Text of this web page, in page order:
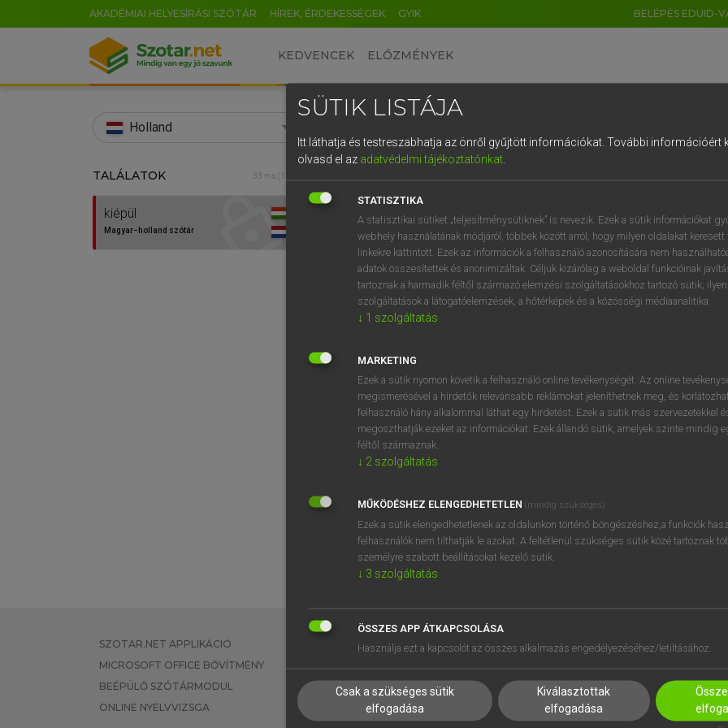
AKADÉMIAI HELYESÍRÁSI SZÓTÁR HÍREK, ÉRDEKESSÉGEK GYIK BELÉPÉS EDUID-
KEDVENCEK ELŐZMÉNYEK
Holland
TALÁLATOK 33 ms (1 db)
kiépül
Magyar−holland szótár
Magyar−holland szótár
VAN ELŐFIZETÉSED?
megtekintéséhez.
BELÉPÉS
próbaverziójának
regisztrálok ésbelépek.
REGISZTRÁCIÓ
SZOTAR.NET APPLIKÁCIÓ
MICROSOFT OFFICE BŐVÍTMÉNY
BEÉPÜLŐ SZÓTÁRMODUL
ONLINE NYELVVIZSGA
EGYÉNI FELHASZNÁLÓKNAK
TANULÓKNAK
OKTATÁSI INTÉZMÉNYEKNEK
VÁLLALATI MEGOLDÁSOK
SÚGÓ
RÓLUNK
ELÉRHETŐSÉG
SÜTI BEÁLLÍTÁSOK
SÜTIK LISTÁJA
Itt láthatja és testreszabhatja az önről gyűjtött információkat. További információért
olvasd el az adatvédelmi tájékoztatónkat.
STATISZTIKA
A statisztikai sütiket „teljesítménysütiknek” is nevezik. Ezek a sütik információkat
webhely használatának módjáról, többek között arról, hogy milyen oldalakat keresett
linkekre kattintott. Ezek az információk a felhasználó azonosítására nem
adatok összesítettek és anonimizáltak. Céljuk kizárólag a weboldal funkcióinak
tartoznak a harmadik féltől származó elemzési szolgáltatásokhoz tartozó sütik;
szolgáltatások a látogatóelemzések, a hőtérképek és a közösségi médiaanalitika.
↓ 1 szolgáltatás
MARKETING
Ezek a sütik nyomon követik a felhasználó online tevékenységét. Az online
megismerésével a hirdetők relevánsabb reklámokat jeleníthetnek meg, és
felhasználó hány alkalommal láthat egy hirdetést. Ezek a sütik más szervezetekkel
megoszthatják ezeket az információkat. Ezek állandó sütik, amelyek szinte mindig
féltől származnak.
↓ 2 szolgáltatás
MŰKÖDÉSHEZ ELENGEDHETETLEN (mindig szükséges)
Ezek a sütik elengedhetetlenek az oldalunkon történő böngészéshez,a funkciók
felhasználók nem tilthatják le azokat. A feltétlenül szükséges sütik közé tartoznak
személyre szabott beállításokat kezelő sütik.
↓ 3 szolgáltatás
ÖSSZES APP ÁTKAPCSOLÁSA
Használja ezt a kapcsolót az összes alkalmazás engedélyezéséhez/letiltásához.
Csak a szükséges sütik
elfogadása
Kiválasztottak
elfogadása
EN HU DE CN FR ES IT NL
0 1 2 3 4 5 6 7 8 9
q w e r t z u i
a s d f g h j k l é
í y x c v b n m , .